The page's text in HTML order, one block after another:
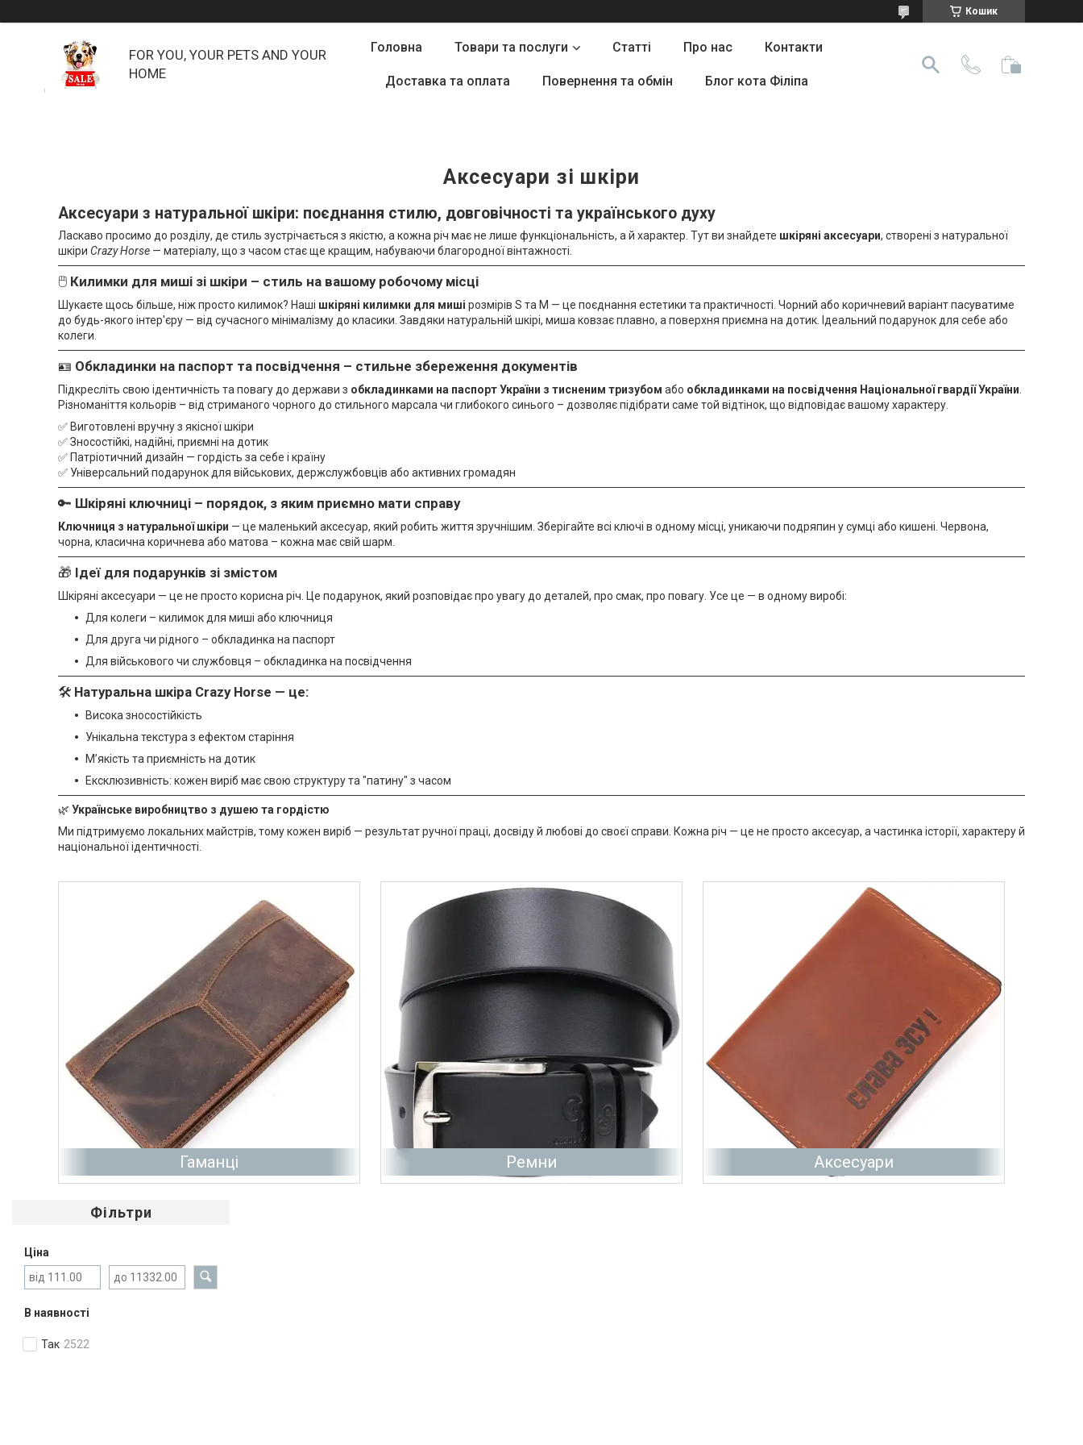
Кошик
FOR YOU, YOUR PETS AND YOUR
HOME
Головна Товари та послуги Статті Про нас Контакти
Доставка та оплата Повернення та обмін Блог кота Філіпа
Аксесуари зі шкіри
Аксесуари з натуральної шкіри: поєднання стилю, довговічності та українського духу
Ласкаво просимо до розділу, де стиль зустрічається з якістю, а кожна річ має не лише функціональність, а й характер. Тут ви знайдете шкіряні аксесуари, створені з натуральної
шкіри Crazy Horse — матеріалу, що з часом стає ще кращим, набуваючи благородної вінтажності.
🖱 Килимки для миші зі шкіри – стиль на вашому робочому місці
Шукаєте щось більше, ніж просто килимок? Наші шкіряні килимки для миші розмірів S та M — це поєднання естетики та практичності. Чорний або коричневий варіант пасуватиме
до будь-якого інтер'єру — від сучасного мінімалізму до класики. Завдяки натуральній шкірі, миша ковзає плавно, а поверхня приємна на дотик. Ідеальний подарунок для себе або
колеги.
🪪 Обкладинки на паспорт та посвідчення – стильне збереження документів
Підкресліть свою ідентичність та повагу до держави з обкладинками на паспорт України з тисненим тризубом або обкладинками на посвідчення Національної гвардії України
Різноманіття кольорів – від стриманого чорного до стильного марсала чи глибокого синього – дозволяє підібрати саме той відтінок, що відповідає вашому характеру.
✅ Виготовлені вручну з якісної шкіри
✅ Зносостійкі, надійні, приємні на дотик
✅ Патріотичний дизайн — гордість за себе і країну
✅ Універсальний подарунок для військових, держслужбовців або активних громадян
🔑 Шкіряні ключниці – порядок, з яким приємно мати справу
Ключниця з натуральної шкіри — це маленький аксесуар, який робить життя зручнішим. Зберігайте всі ключі в одному місці, уникаючи подряпин у сумці або кишені. Червона,
чорна, класична коричнева або матова – кожна має свій шарм.
🎁 Ідеї для подарунків зі змістом
Шкіряні аксесуари — це не просто корисна річ. Це подарунок, який розповідає про увагу до деталей, про смак, про повагу. Усе це — в одному виробі:
Для колеги – килимок для миші або ключниця
Для друга чи рідного – обкладинка на паспорт
Для військового чи службовця – обкладинка на посвідчення
🛠 Натуральна шкіра Crazy Horse — це:
Висока зносостійкість
Унікальна текстура з ефектом старіння
М’якість та приємність на дотик
Ексклюзивність: кожен виріб має свою структуру та "патину" з часом
🌿 Українське виробництво з душею та гордістю
Ми підтримуємо локальних майстрів, тому кожен виріб — результат ручної праці, досвіду й любові до своєї справи. Кожна річ — це не просто аксесуар, а частинка історії, характеру й
національної ідентичності.
Гаманці Ремни Аксесуари
Фільтри
Ціна
В наявності
Так 2522